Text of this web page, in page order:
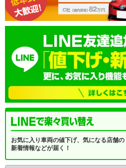
お気に入り車両の値下げ、気になる店舗の
新着情報などが届く！